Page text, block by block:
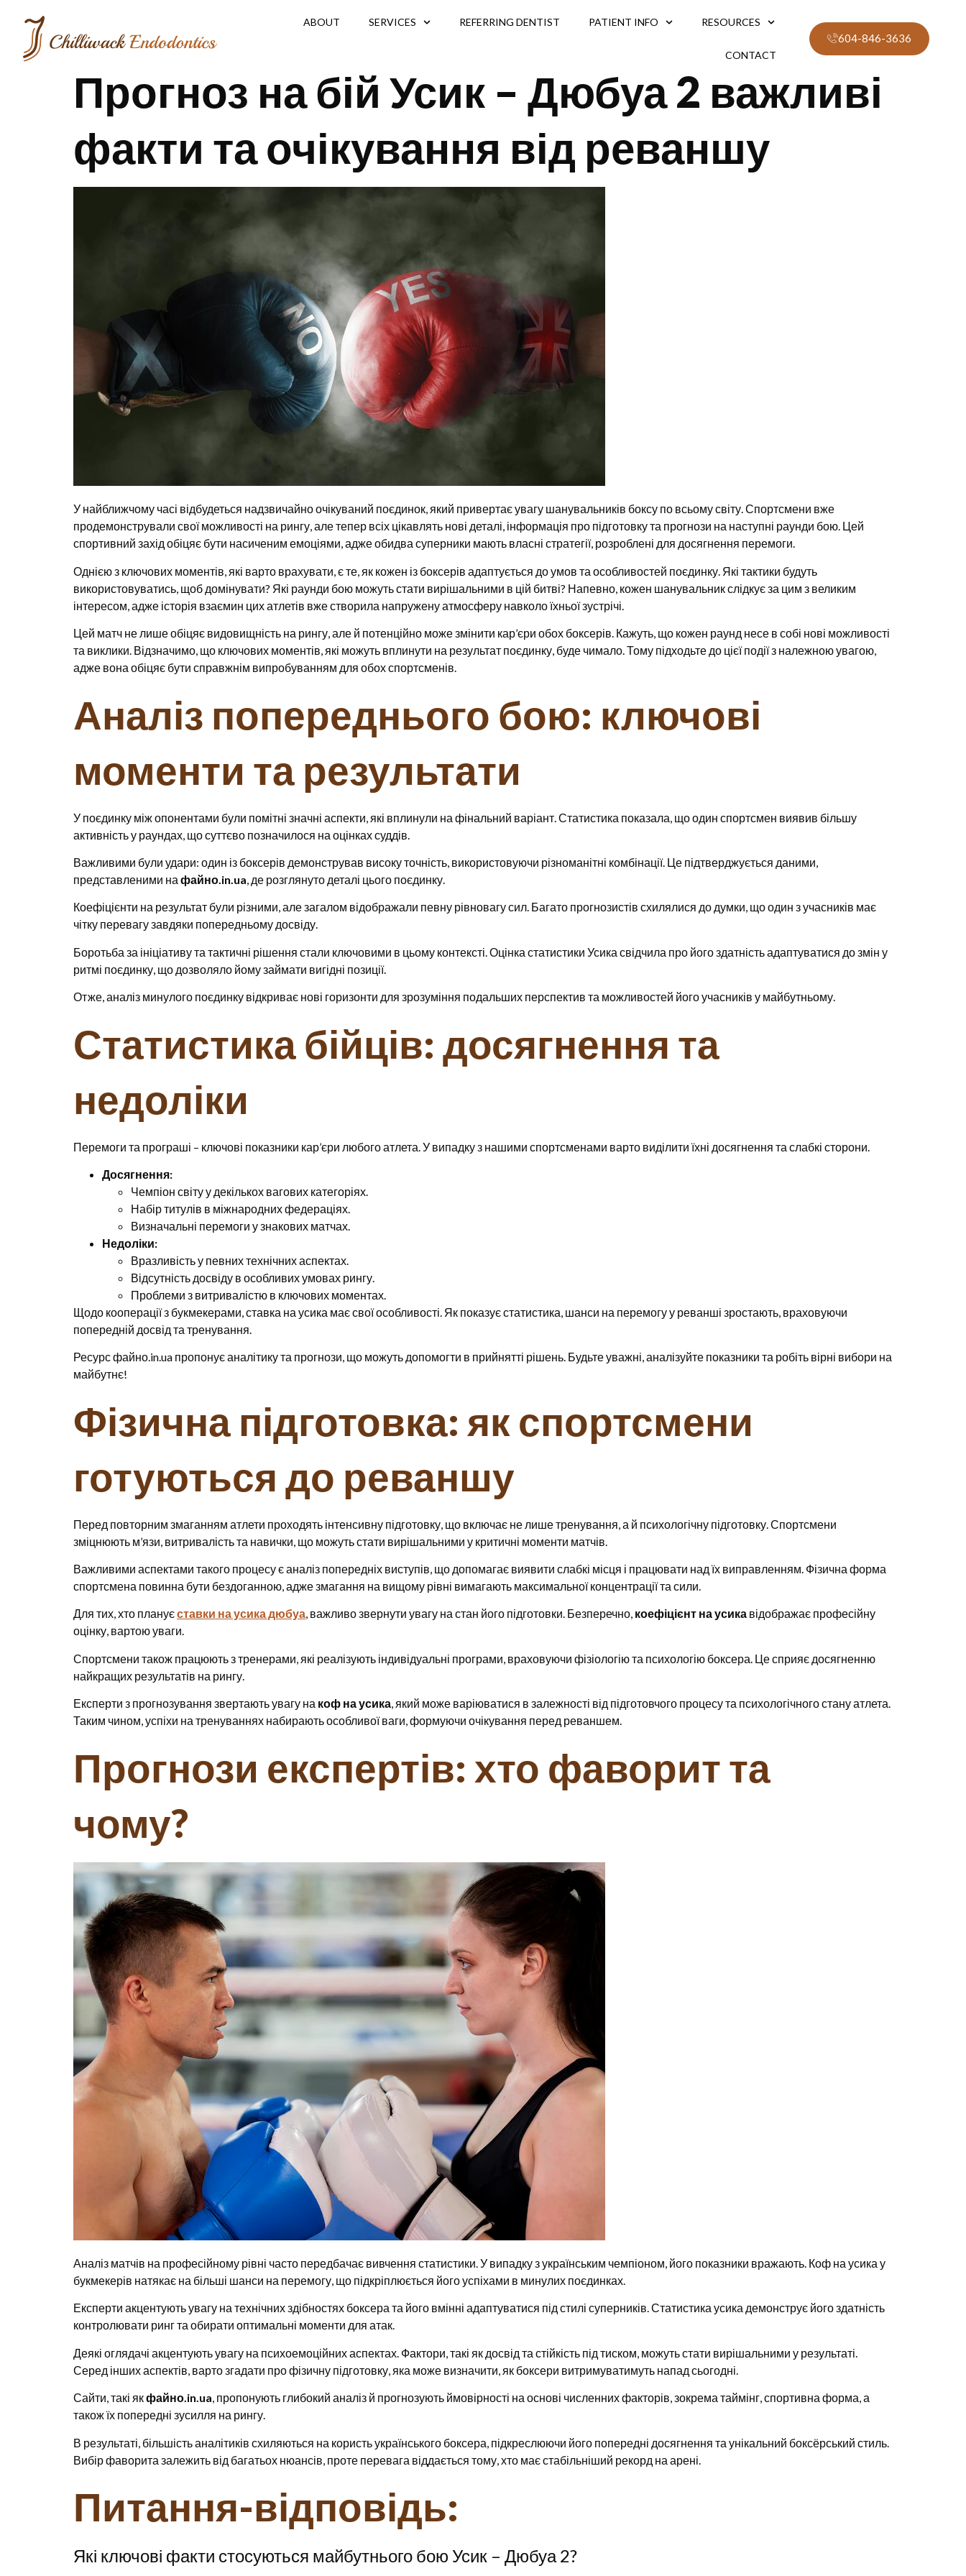
ABOUT SERVICES REFERRING DENTIST PATIENT INFO RESOURCES
CONTACT
604-846-3636
Прогноз на бій Усик – Дюбуа 2 важливі
факти та очікування від реваншу
У найближчому часі відбудеться надзвичайно очікуваний поєдинок, який привертає увагу шанувальників боксу по всьому світу. Спортсмени вже
продемонстрували свої можливості на рингу, але тепер всіх цікавлять нові деталі, інформація про підготовку та прогнози на наступні раунди бою. Цей
спортивний захід обіцяє бути насиченим емоціями, адже обидва суперники мають власні стратегії, розроблені для досягнення перемоги.
Однією з ключових моментів, які варто врахувати, є те, як кожен із боксерів адаптується до умов та особливостей поєдинку. Які тактики будуть
використовуватись, щоб домінувати? Які раунди бою можуть стати вирішальними в цій битві? Напевно, кожен шанувальник слідкує за цим з великим
інтересом, адже історія взаємин цих атлетів вже створила напружену атмосферу навколо їхньої зустрічі.
Цей матч не лише обіцяє видовищність на рингу, але й потенційно може змінити кар’єри обох боксерів. Кажуть, що кожен раунд несе в собі нові можливості
та виклики. Відзначимо, що ключових моментів, які можуть вплинути на результат поєдинку, буде чимало. Тому підходьте до цієї події з належною увагою,
адже вона обіцяє бути справжнім випробуванням для обох спортсменів.
Аналіз попереднього бою: ключові
моменти та результати
У поєдинку між опонентами були помітні значні аспекти, які вплинули на фінальний варіант. Статистика показала, що один спортсмен виявив більшу
активність у раундах, що суттєво позначилося на оцінках суддів.
Важливими були удари: один із боксерів демонстрував високу точність, використовуючи різноманітні комбінації. Це підтверджується даними,
представленими на файно.in.ua, де розглянуто деталі цього поєдинку.
Коефіцієнти на результат були різними, але загалом відображали певну рівновагу сил. Багато прогнозистів схилялися до думки, що один з учасників має
чітку перевагу завдяки попередньому досвіду.
Боротьба за ініціативу та тактичні рішення стали ключовими в цьому контексті. Оцінка статистики Усика свідчила про його здатність адаптуватися до змін у
ритмі поєдинку, що дозволяло йому займати вигідні позиції.
Отже, аналіз минулого поєдинку відкриває нові горизонти для зрозуміння подальших перспектив та можливостей його учасників у майбутньому.
Статистика бійців: досягнення та
недоліки
Перемоги та програші – ключові показники кар’єри любого атлета. У випадку з нашими спортсменами варто виділити їхні досягнення та слабкі сторони.
Досягнення:
Чемпіон світу у декількох вагових категоріях.
Набір титулів в міжнародних федераціях.
Визначальні перемоги у знакових матчах.
Недоліки:
Вразливість у певних технічних аспектах.
Відсутність досвіду в особливих умовах рингу.
Проблеми з витривалістю в ключових моментах.
Щодо кооперації з букмекерами, ставка на усика має свої особливості. Як показує статистика, шанси на перемогу у реванші зростають, враховуючи
попередній досвід та тренування.
Ресурс файно.in.ua пропонує аналітику та прогнози, що можуть допомогти в прийнятті рішень. Будьте уважні, аналізуйте показники та робіть вірні вибори на
майбутнє!
Фізична підготовка: як спортсмени
готуються до реваншу
Перед повторним змаганням атлети проходять інтенсивну підготовку, що включає не лише тренування, а й психологічну підготовку. Спортсмени
зміцнюють м’язи, витривалість та навички, що можуть стати вирішальними у критичні моменти матчів.
Важливими аспектами такого процесу є аналіз попередніх виступів, що допомагає виявити слабкі місця і працювати над їх виправленням. Фізична форма
спортсмена повинна бути бездоганною, адже змагання на вищому рівні вимагають максимальної концентрації та сили.
Для тих, хто плануєставки на усика дюбуа, важливо звернути увагу на стан його підготовки. Безперечно, коефіцієнт на усика відображає професійну
оцінку, вартою уваги.
Спортсмени також працюють з тренерами, які реалізують індивідуальні програми, враховуючи фізіологію та психологію боксера. Це сприяє досягненню
найкращих результатів на рингу.
Експерти з прогнозування звертають увагу на коф на усика, який може варіюватися в залежності від підготовчого процесу та психологічного стану атлета.
Таким чином, успіхи на тренуваннях набирають особливої ваги, формуючи очікування перед реваншем.
Прогнози експертів: хто фаворит та
чому?
Аналіз матчів на професійному рівні часто передбачає вивчення статистики. У випадку з українським чемпіоном, його показники вражають. Коф на усика у
букмекерів натякає на більші шанси на перемогу, що підкріплюється його успіхами в минулих поєдинках.
Експерти акцентують увагу на технічних здібностях боксера та його вмінні адаптуватися під стилі суперників. Статистика усика демонструє його здатність
контролювати ринг та обирати оптимальні моменти для атак.
Деякі оглядачі акцентують увагу на психоемоційних аспектах. Фактори, такі як досвід та стійкість під тиском, можуть стати вирішальними у результаті.
Серед інших аспектів, варто згадати про фізичну підготовку, яка може визначити, як боксери витримуватимуть напад сьогодні.
Сайти, такі якфайно.in.ua, пропонують глибокий аналіз й прогнозують ймовірності на основі численних факторів, зокрема таймінг, спортивна форма, а
також їх попередні зусилля на рингу.
В результаті, більшість аналітиків схиляються на користь українського боксера, підкреслюючи його попередні досягнення та унікальний боксёрський стиль.
Вибір фаворита залежить від багатьох нюансів, проте перевага віддається тому, хто має стабільніший рекорд на арені.
Питання-відповідь:
Які ключові факти стосуються майбутнього бою Усик – Дюбуа 2?